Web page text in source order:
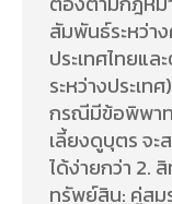
สัมพันธ์ระหว่า
ประเทศไทยแ
ระหว่างประเ
กรณีมีข้อพิพาท
เลี้ยงดูบุตร จะ
ได้ง่ายกว่า 2.
ทรัพย์สิน: คู่สม